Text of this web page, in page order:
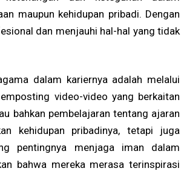
maupun kehidupan pribadi. Dengan
dan menjauhi hal-hal yang tidak
dalam kariernya adalah melalui
video-video yang berkaitan
bahkan pembelajaran tentang ajaran
kehidupan pribadinya, tetapi juga
pentingnya menjaga iman dalam
bahwa mereka merasa terinspirasi